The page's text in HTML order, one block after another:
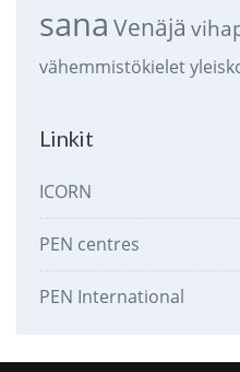
sana Venäjä
vähemmistökielet
Linkit
ICORN
PEN centres
PEN International